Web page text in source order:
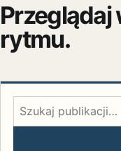
Przeglądaj
rytmu.
Szukaj: